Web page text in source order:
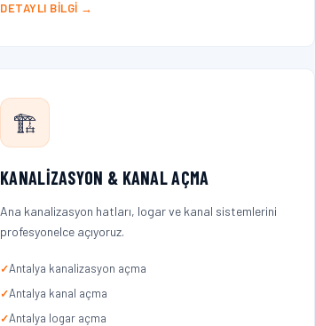
DETAYLI BILGI →
🏗️
KANALIZASYON & KANAL AÇMA
Ana kanalizasyon hatları, logar ve kanal sistemlerini
profesyonelce açıyoruz.
Antalya kanalizasyon açma
Antalya kanal açma
Antalya logar açma